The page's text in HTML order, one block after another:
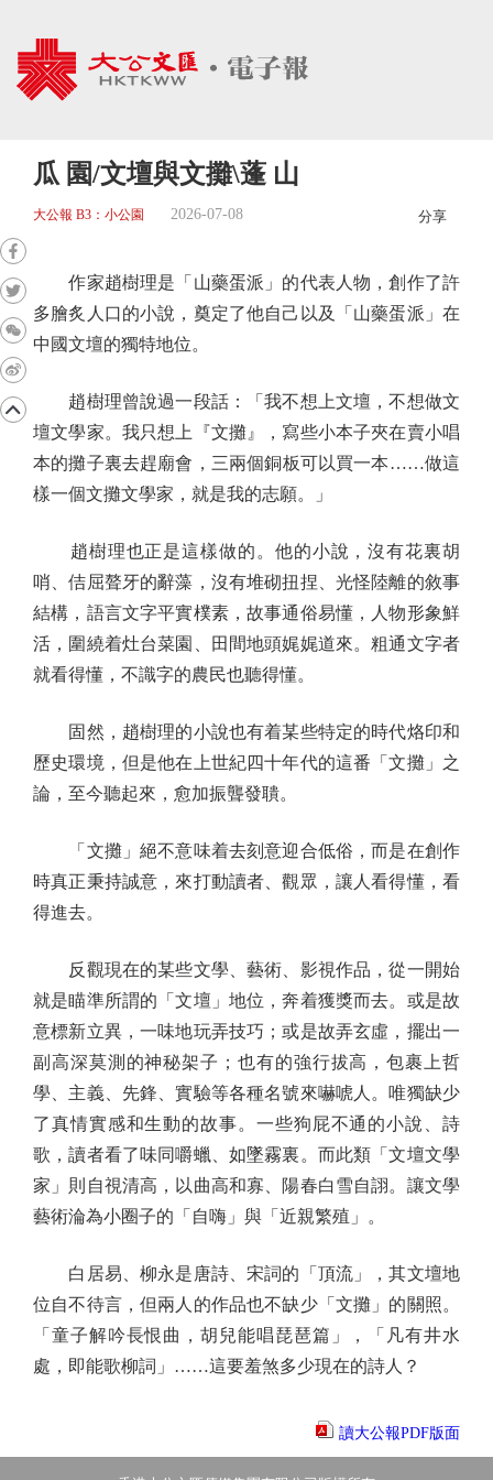
瓜 園/文壇與文攤\蓬 山
大公報 B3：小公園 2026-07-08 分享
作家趙樹理是「山藥蛋派」的代表人物，創作了許
多膾炙人口的小說，奠定了他自己以及「山藥蛋派」在
中國文壇的獨特地位。
趙樹理曾說過一段話：「我不想上文壇，不想做文
壇文學家。我只想上『文攤』，寫些小本子夾在賣小唱
本的攤子裏去趕廟會，三兩個銅板可以買一本……做這
樣一個文攤文學家，就是我的志願。」
趙樹理也正是這樣做的。他的小說，沒有花裏胡
哨、佶屈聱牙的辭藻，沒有堆砌扭捏、光怪陸離的敘事
結構，語言文字平實樸素，故事通俗易懂，人物形象鮮
活，圍繞着灶台菜園、田間地頭娓娓道來。粗通文字者
就看得懂，不識字的農民也聽得懂。
固然，趙樹理的小說也有着某些特定的時代烙印和
歷史環境，但是他在上世紀四十年代的這番「文攤」之
論，至今聽起來，愈加振聾發聵。
「文攤」絕不意味着去刻意迎合低俗，而是在創作
時真正秉持誠意，來打動讀者、觀眾，讓人看得懂，看
得進去。
反觀現在的某些文學、藝術、影視作品，從一開始
就是瞄準所謂的「文壇」地位，奔着獲獎而去。或是故
意標新立異，一味地玩弄技巧；或是故弄玄虛，擺出一
副高深莫測的神秘架子；也有的強行拔高，包裹上哲
學、主義、先鋒、實驗等各種名號來嚇唬人。唯獨缺少
了真情實感和生動的故事。一些狗屁不通的小說、詩
歌，讀者看了味同嚼蠟、如墜霧裏。而此類「文壇文學
家」則自視清高，以曲高和寡、陽春白雪自詡。讓文學
藝術淪為小圈子的「自嗨」與「近親繁殖」。
白居易、柳永是唐詩、宋詞的「頂流」，其文壇地
位自不待言，但兩人的作品也不缺少「文攤」的關照。
「童子解吟長恨曲，胡兒能唱琵琶篇」，「凡有井水
處，即能歌柳詞」……這要羞煞多少現在的詩人？
讀大公報PDF版面